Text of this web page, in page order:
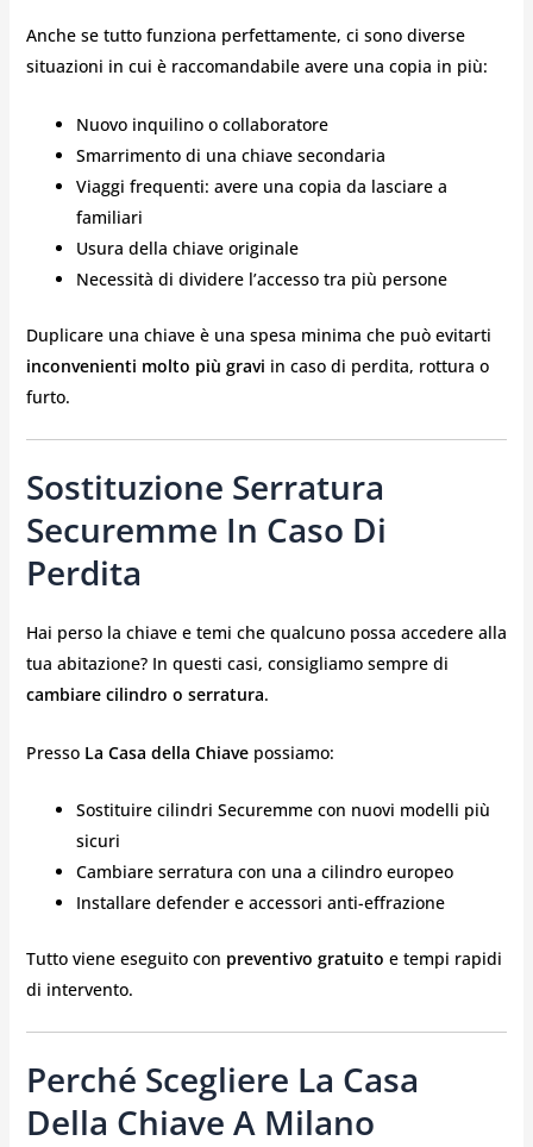
Anche se tutto funziona perfettamente, ci sono diverse
situazioni in cui è raccomandabile avere una copia in più:
Nuovo inquilino o collaboratore
Smarrimento di una chiave secondaria
Viaggi frequenti: avere una copia da lasciare a
familiari
Usura della chiave originale
Necessità di dividere l’accesso tra più persone
Duplicare una chiave è una spesa minima che può evitarti
inconvenienti molto più gravi in caso di perdita, rottura o
furto.
Sostituzione Serratura
Securemme In Caso Di
Perdita
Hai perso la chiave e temi che qualcuno possa accedere alla
tua abitazione? In questi casi, consigliamo sempre di
cambiare cilindro o serratura.
Presso La Casa della Chiavepossiamo:
Sostituire cilindri Securemme con nuovi modelli più
sicuri
Cambiare serratura con una a cilindro europeo
Installare defender e accessori anti-effrazione
Tutto viene eseguito con preventivo gratuito e tempi rapidi
di intervento.
Perché Scegliere La Casa
Della Chiave A Milano